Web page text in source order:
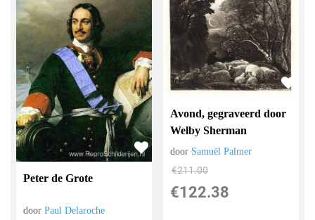
Peter de Grote
doorPaul Delaroche
Avond, gegraveerd door
Welby Sherman
door Samuël Palmer
€211.00
€122.38